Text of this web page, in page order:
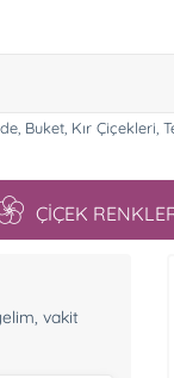
Buket, Kır Çiçekleri,
ÇİÇEK
vakit